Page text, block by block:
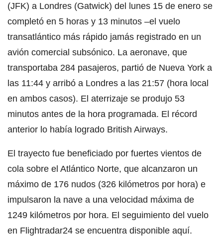
(JFK) a Londres (Gatwick) del lunes 15 de enero se
completó en 5 horas y 13 minutos –el vuelo
transatlántico más rápido jamás registrado en un
avión comercial subsónico. La aeronave, que
transportaba 284 pasajeros, partió de Nueva York a
las 11:44 y arribó a Londres a las 21:57 (hora local
en ambos casos). El aterrizaje se produjo 53
minutos antes de la hora programada. El récord
anterior lo había logrado British Airways.
El trayecto fue beneficiado por fuertes vientos de
cola sobre el Atlántico Norte, que alcanzaron un
máximo de 176 nudos (326 kilómetros por hora) e
impulsaron la nave a una velocidad máxima de
1249 kilómetros por hora. El seguimiento del vuelo
en Flightradar24 se encuentra disponible aquí.